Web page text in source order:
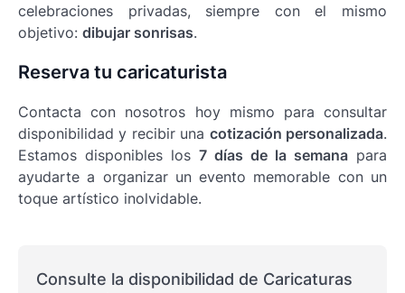
celebraciones privadas, siempre con el mismo
objetivo: dibujar sonrisas.
Reserva tu caricaturista
Contacta con nosotros hoy mismo para consultar
disponibilidad y recibir una cotización personalizada.
Estamos disponibles los 7 días de la semana para
ayudarte a organizar un evento memorable con un
toque artístico inolvidable.
Consulte la disponibilidad de Caricaturas